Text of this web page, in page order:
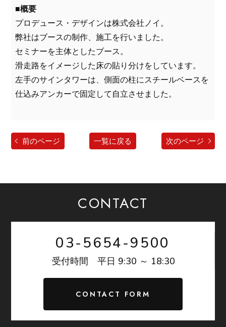
■概要
プロデュース・デザインは株式会社ノイ。
弊社はブースの制作、施工を行いました。
セミナーを主体としたブース。
滑走路をイメージした床の貼り分けをしています。
左手のサインタワーは、側面の柱にスチールベースを
仕込みアンカーで固定して自立させました。
前のページ 一覧に戻る 次のページ
CONTACT
03-5654-9500
受付時間 平日 9:30 ～ 18:30
CONTACT FORM